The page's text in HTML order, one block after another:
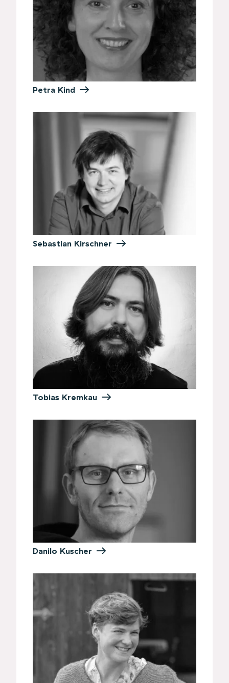
Petra Kind
Sebastian Kirschner
Tobias Kremkau
Danilo Kuscher